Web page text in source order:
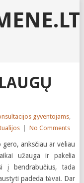
gyventojams,
No Comments
anksčiau ar vėliau
užauga ir pakelia
į bendrabučius, tada
padeda tėvai. Dar